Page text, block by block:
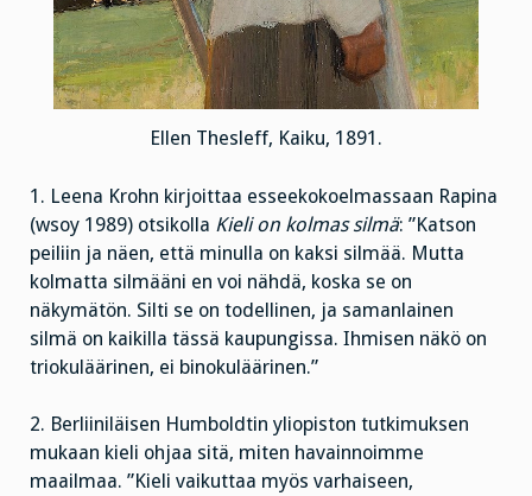
Ellen Thesleff, Kaiku, 1891.
1. Leena Krohn kirjoittaa esseekokoelmassaan Rapina
(wsoy 1989) otsikolla Kieli on kolmas silmä: ”Katson
peiliin ja näen, että minulla on kaksi silmää. Mutta
kolmatta silmääni en voi nähdä, koska se on
näkymätön. Silti se on todellinen, ja samanlainen
silmä on kaikilla tässä kaupungissa. Ihmisen näkö on
triokuläärinen, ei binokuläärinen.”
2. Berliiniläisen Humboldtin yliopiston tutkimuksen
mukaan kieli ohjaa sitä, miten havainnoimme
maailmaa. ”Kieli vaikuttaa myös varhaiseen,